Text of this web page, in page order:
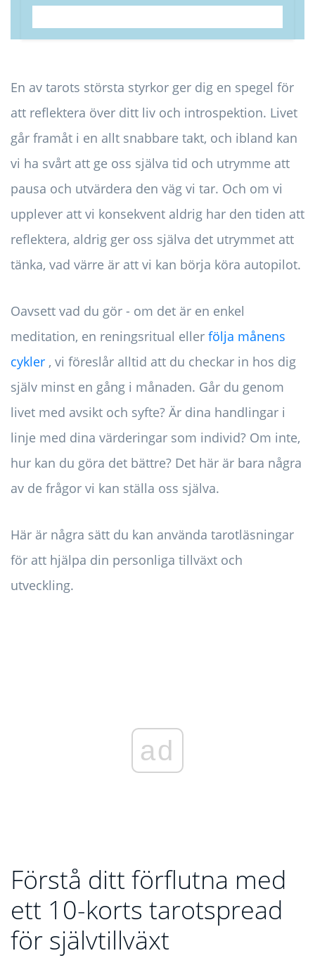
En av tarots största styrkor ger dig en spegel för
att reflektera över ditt liv och introspektion. Livet
går framåt i en allt snabbare takt, och ibland kan
vi ha svårt att ge oss själva tid och utrymme att
pausa och utvärdera den väg vi tar. Och om vi
upplever att vi konsekvent aldrig har den tiden att
reflektera, aldrig ger oss själva det utrymmet att
tänka, vad värre är att vi kan börja köra autopilot.
Oavsett vad du gör - om det är en enkel
meditation, en reningsritual eller följa månens
cykler , vi föreslår alltid att du checkar in hos dig
själv minst en gång i månaden. Går du genom
livet med avsikt och syfte? Är dina handlingar i
linje med dina värderingar som individ? Om inte,
hur kan du göra det bättre? Det här är bara några
av de frågor vi kan ställa oss själva.
Här är några sätt du kan använda tarotläsningar
för att hjälpa din personliga tillväxt och
utveckling.
ad
Förstå ditt förflutna med
ett 10-korts tarotspread
för självtillväxt